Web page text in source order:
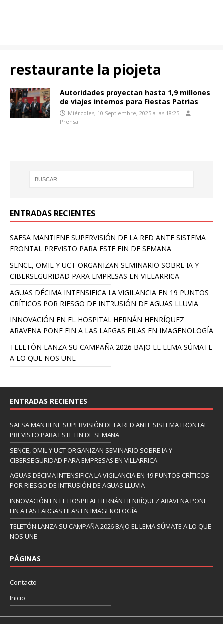
restaurante la piojeta
Autoridades proyectan hasta 1,9 millones
de viajes internos para Fiestas Patrias
Miércoles, 10 Septiembre, 2025 a las 18:25
Prensa
ENTRADAS RECIENTES
SAESA MANTIENE SUPERVISIÓN DE LA RED ANTE SISTEMA
FRONTAL PREVISTO PARA ESTE FIN DE SEMANA
SENCE, OMIL Y UCT ORGANIZAN SEMINARIO SOBRE IA Y
CIBERSEGURIDAD PARA EMPRESAS EN VILLARRICA
AGUAS DÉCIMA INTENSIFICA LA VIGILANCIA EN 19 PUNTOS
CRÍTICOS POR RIESGO DE INTRUSIÓN DE AGUAS LLUVIA
INNOVACIÓN EN EL HOSPITAL HERNÁN HENRÍQUEZ
ARAVENA PONE FIN A LAS LARGAS FILAS EN IMAGENOLOGÍA
TELETÓN LANZA SU CAMPAÑA 2026 BAJO EL LEMA SÚMATE
A LO QUE NOS UNE
ENTRADAS RECIENTES
SAESA MANTIENE SUPERVISIÓN DE LA RED ANTE SISTEMA FRONTAL
PREVISTO PARA ESTE FIN DE SEMANA
SENCE, OMIL Y UCT ORGANIZAN SEMINARIO SOBRE IA Y
CIBERSEGURIDAD PARA EMPRESAS EN VILLARRICA
AGUAS DÉCIMA INTENSIFICA LA VIGILANCIA EN 19 PUNTOS CRÍTICOS
POR RIESGO DE INTRUSIÓN DE AGUAS LLUVIA
INNOVACIÓN EN EL HOSPITAL HERNÁN HENRÍQUEZ ARAVENA PONE
FIN A LAS LARGAS FILAS EN IMAGENOLOGÍA
TELETÓN LANZA SU CAMPAÑA 2026 BAJO EL LEMA SÚMATE A LO QUE
NOS UNE
PÁGINAS
Contacto
Inicio